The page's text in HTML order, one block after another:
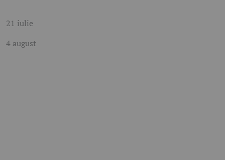
21 iulie
4 august